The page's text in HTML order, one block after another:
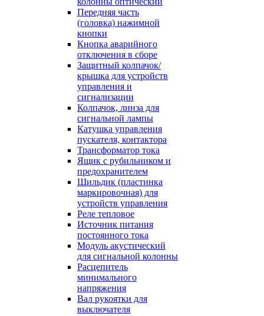
Передняя часть
(головка) нажимной
кнопки
Кнопка аварийного
отключения в сборе
Защитный колпачок/
крышка для устройств
управления и
сигнализации
Колпачок, линза для
сигнальной лампы
Катушка управления
пускателя, контактора
Трансформатор тока
Ящик с рубильником и
предохранителем
Шильдик (пластинка
маркировочная) для
устройств управления
Реле тепловое
Источник питания
постоянного тока
Модуль акустический
для сигнальной колонны
Расцепитель
минимального
напряжения
Вал рукоятки для
выключателя